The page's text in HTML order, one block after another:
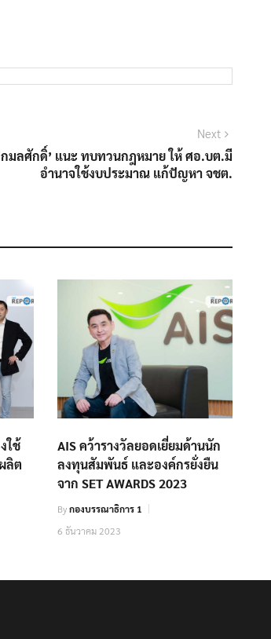
Next
กมลศักดิ์’ แนะ ทบทวนกฎหมาย ให้ ศอ.บต.มี
อำนาจใช้งบประมาณ แก้ปัญหา จชต.
ใช้
ลิต
AIS คว้ารางวัลยอดเยี่ยมด้านนัก
ลงทุนสัมพันธ์ และองค์กรยั่งยืน
จาก SET AWARDS 2023
Byกองบรรณาธิการ 1
6 ธันวาคม 2023